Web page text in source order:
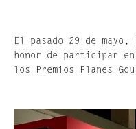
El pasado 29 de
honor de participar
los Premios Planes